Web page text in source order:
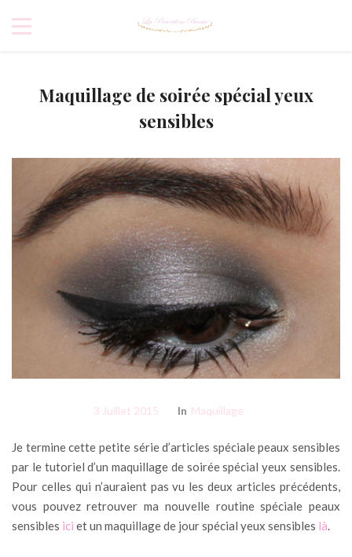
Maquillage de soirée spécial yeux
sensibles
3 Juillet 2015 In Maquillage
Je termine cette petite série d’articles spéciale peaux sensibles
par le tutoriel d’un maquillage de soirée spécial yeux sensibles.
Pour celles qui n’auraient pas vu les deux articles précédents,
vous pouvez retrouver ma nouvelle routine spéciale peaux
sensibles ici et un maquillage de jour spécial yeux sensibles là.